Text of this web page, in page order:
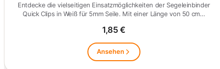
Entdecke die vielseitigen Einsatzmöglichkeiten der Segeleinbinder
Quick Clips in Weiß für 5mm Seile. Mit einer Länge von 50 cm…
1,85 €
Ansehen